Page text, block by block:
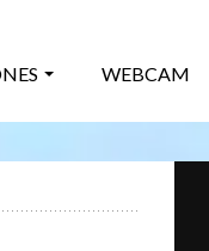
WEBCAM